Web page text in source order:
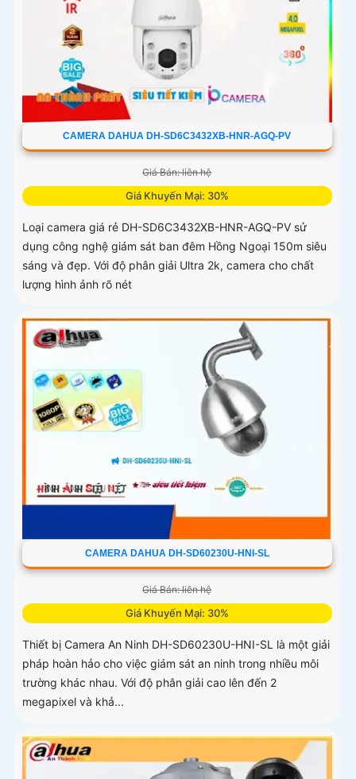
CAMERA DAHUA DH-SD6C3432XB-HNR-AGQ-PV
Giá Bán: liên hệ
Giá Khuyến Mại: 30%
Loại camera giá rẻ DH-SD6C3432XB-HNR-AGQ-PV sử
dụng công nghệ giám sát ban đêm Hồng Ngoại 150m siêu
sáng và đẹp. Với độ phân giải Ultra 2k, camera cho chất
lượng hình ảnh rõ nét
CAMERA DAHUA DH-SD60230U-HNI-SL
Giá Bán: liên hệ
Giá Khuyến Mại: 30%
Thiết bị Camera An Ninh DH-SD60230U-HNI-SL là một giải
pháp hoàn hảo cho việc giám sát an ninh trong nhiều môi
trường khác nhau. Với độ phân giải cao lên đến 2
megapixel và khả...